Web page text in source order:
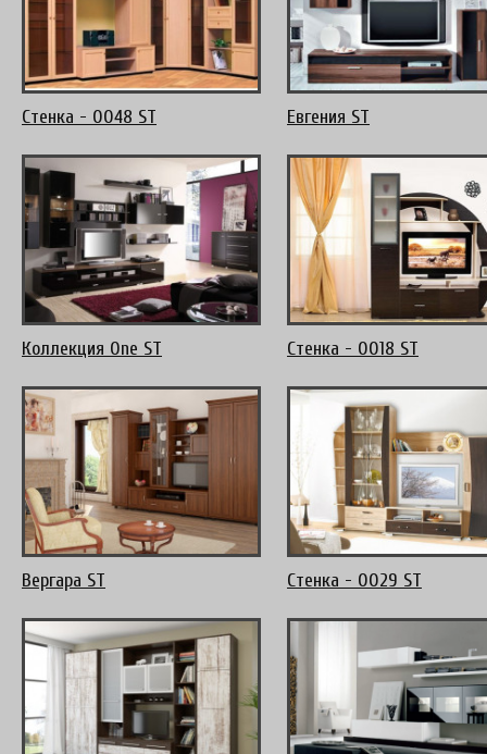
Стенка - 0048 ST Евгения ST
Коллекция One ST Стенка - 0018 ST
Вергара ST Стенка - 0029 ST